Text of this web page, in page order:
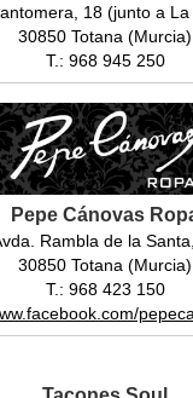
18 (junto a La
30850 Totana (Murcia)
T.: 968 945 250
Pepe Cánovas
Rambla de la
30850 Totana (Murcia)
T.: 968 423 150